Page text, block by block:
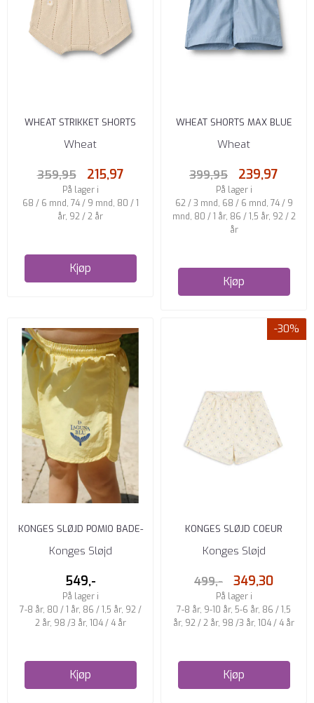
WHEAT STRIKKET SHORTS
DUA SANDSHELL WHITE ...
Wheat
359,95 215,97
På lager i
68 / 6 mnd, 74 / 9 mnd, 80 / 1
år, 92 / 2 år
Kjøp
WHEAT SHORTS MAX BLUE
CHAMBREY
Wheat
399,95 239,97
På lager i
62 / 3 mnd, 68 / 6 mnd, 74 / 9
mnd, 80 / 1 år, 86 / 1,5 år, 92 / 2
år
Kjøp
KONGES SLØJD POMIO BADE-
SHORTS POPCORN
Konges Sløjd
549,-
På lager i
7-8 år, 80 / 1 år, 86 / 1,5 år, 92 /
2 år, 98 /3 år, 104 / 4 år
Kjøp
-30%
KONGES SLØJD COEUR
SHORTS CIEL MIRAGE
Konges Sløjd
499,- 349,30
På lager i
7-8 år, 9-10 år, 5-6 år, 86 / 1,5
år, 92 / 2 år, 98 /3 år, 104 / 4 år
Kjøp